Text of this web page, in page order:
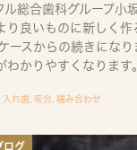
ル総合歯科グループ小
り良いものに新しく作
ースからの続きにな
わかりやすくなりま
入れ歯 咬合 噛み合わせ
ログ